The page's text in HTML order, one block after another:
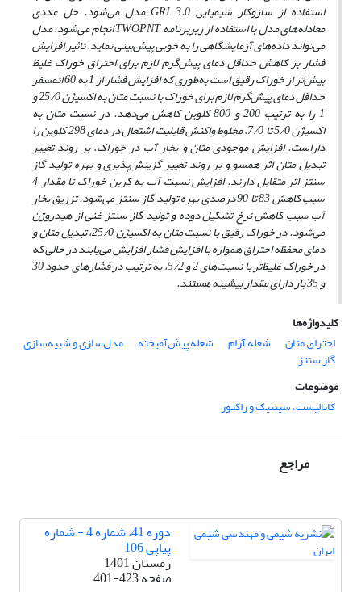
استفاده از سازوکار شیمیایی GRI 3.0 مدل می‌شود. حل عددی
معادله‌های مدل با استفاده از زیربرنامه TWOPNT انجام می‌شود. مدل
می‌تواند داده‌های آزمایشگاهی را به خوبی پیش‌بینی نماید. تاثیر افزایش
فشار بر کاهش حداقل دمای پیش‌گرم لازم برای احتراق خوراک غلیظ
بیش‌تر از خوراک رقیق است به‌طوری که افزایش فشار از 1 به 60 اتمسفر
حداقل دمای پیش‌گرم لازم برای خوراک با نسبت متان به اکسیژن 25/0 و
1 را به ترتیب 200 و 800 کلوین کاهش می‌دهد. در نسبت متان به
اکسیژن 5/0 تا 7/0، مخلوط واکنش قابلیت اشتعال در دمای 298 کلوین را
داراست. افزایش موجودی متان و بخار آب در خوراک، بر روند تغییر
تبدیل متان اثر همسو و بر روند تغییر گزینش‌پذیری و بهره تولید گاز
سنتز اثر متقابل دارند. افزایش نسبت آب به کربن خوراک تا مقدار 4
سبب کاهش 83 تا 90 درصدی بهره تولید گاز سنتز می‌شود. تزریق بخار
آب سبب کاهش نرخ تشکیل دوده و تولید گاز سنتز غنی از هیدروژن
می‌شود. در خوراک رقیق با نسبت متان به اکسیژن 25/0، تبدیل متان و
دمای محفظه‌ احتراق همواره با افزایش فشار افزایش می‌یابند در حالی که
در خوراک غلیظ‌تر با نسبت‌های 2 و 5/2، به ترتیب در فشارهای حدود 30
و 35 بار دارای مقدار بیشینه هستند.
کلیدواژه‌ها
احتراق متان
شعله‌ آرام شعله پیش‌آمیخته مدل‌سازی و شبیه‌سازی
گاز سنتز
موضوعات
کاتالیست، سینتیک و راکتور
مراجع
دوره 41، شماره 4 - شماره
پیاپی 106
زمستان 1401
صفحه401-423